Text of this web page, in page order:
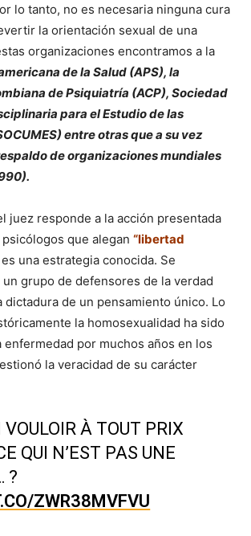
lo tanto, no es necesaria ninguna cura
la orientación sexual de una
organizaciones encontramos a la
de la Salud (APS), la
de Psiquiatría (ACP), Sociedad
para el Estudio de las
entre otras que a su vez
de organizaciones mundiales
juez responde a la acción presentada
que alegan “libertad
es una estrategia conocida. Se
grupo de defensores de la verdad
dictadura de un pensamiento único. Lo
la homosexualidad ha sido
enfermedad por muchos años en los
la veracidad de su carácter
VOULOIR À TOUT PRIX
QUI N’EST PAS UNE
?
ZWR38MVFVU